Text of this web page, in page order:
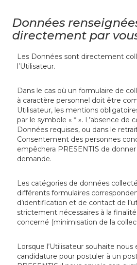
Données
directement par
Les Données sont directement
l’Utilisateur.
Dans le cas où un formulaire de
à caractère personnel doit être
Utilisateur, les mentions
par le symbole « * ». L’absence de
Données requises, ou dans le
Consentement des personnes
empêchera PRESENTIS de
demande.
Les catégories de données
différents formulaires
d’identification et de contact de
strictement nécessaires à la
concerné (minimisation de la
Lorsque l’Utilisateur souhaite nous
candidature pour postuler à un